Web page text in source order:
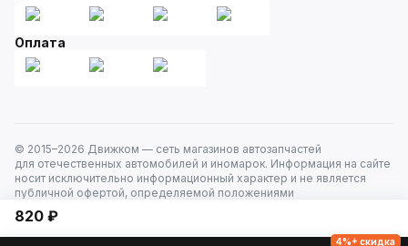
820 ₽
Оплата
© 2015–2026 Движком — сеть магазинов автозапчастей
для отечественных автомобилей и иномарок. Информация на сайте
носит исключительно информационный характер и не является
публичной офертой, определяемой положениями
4%+ скидка